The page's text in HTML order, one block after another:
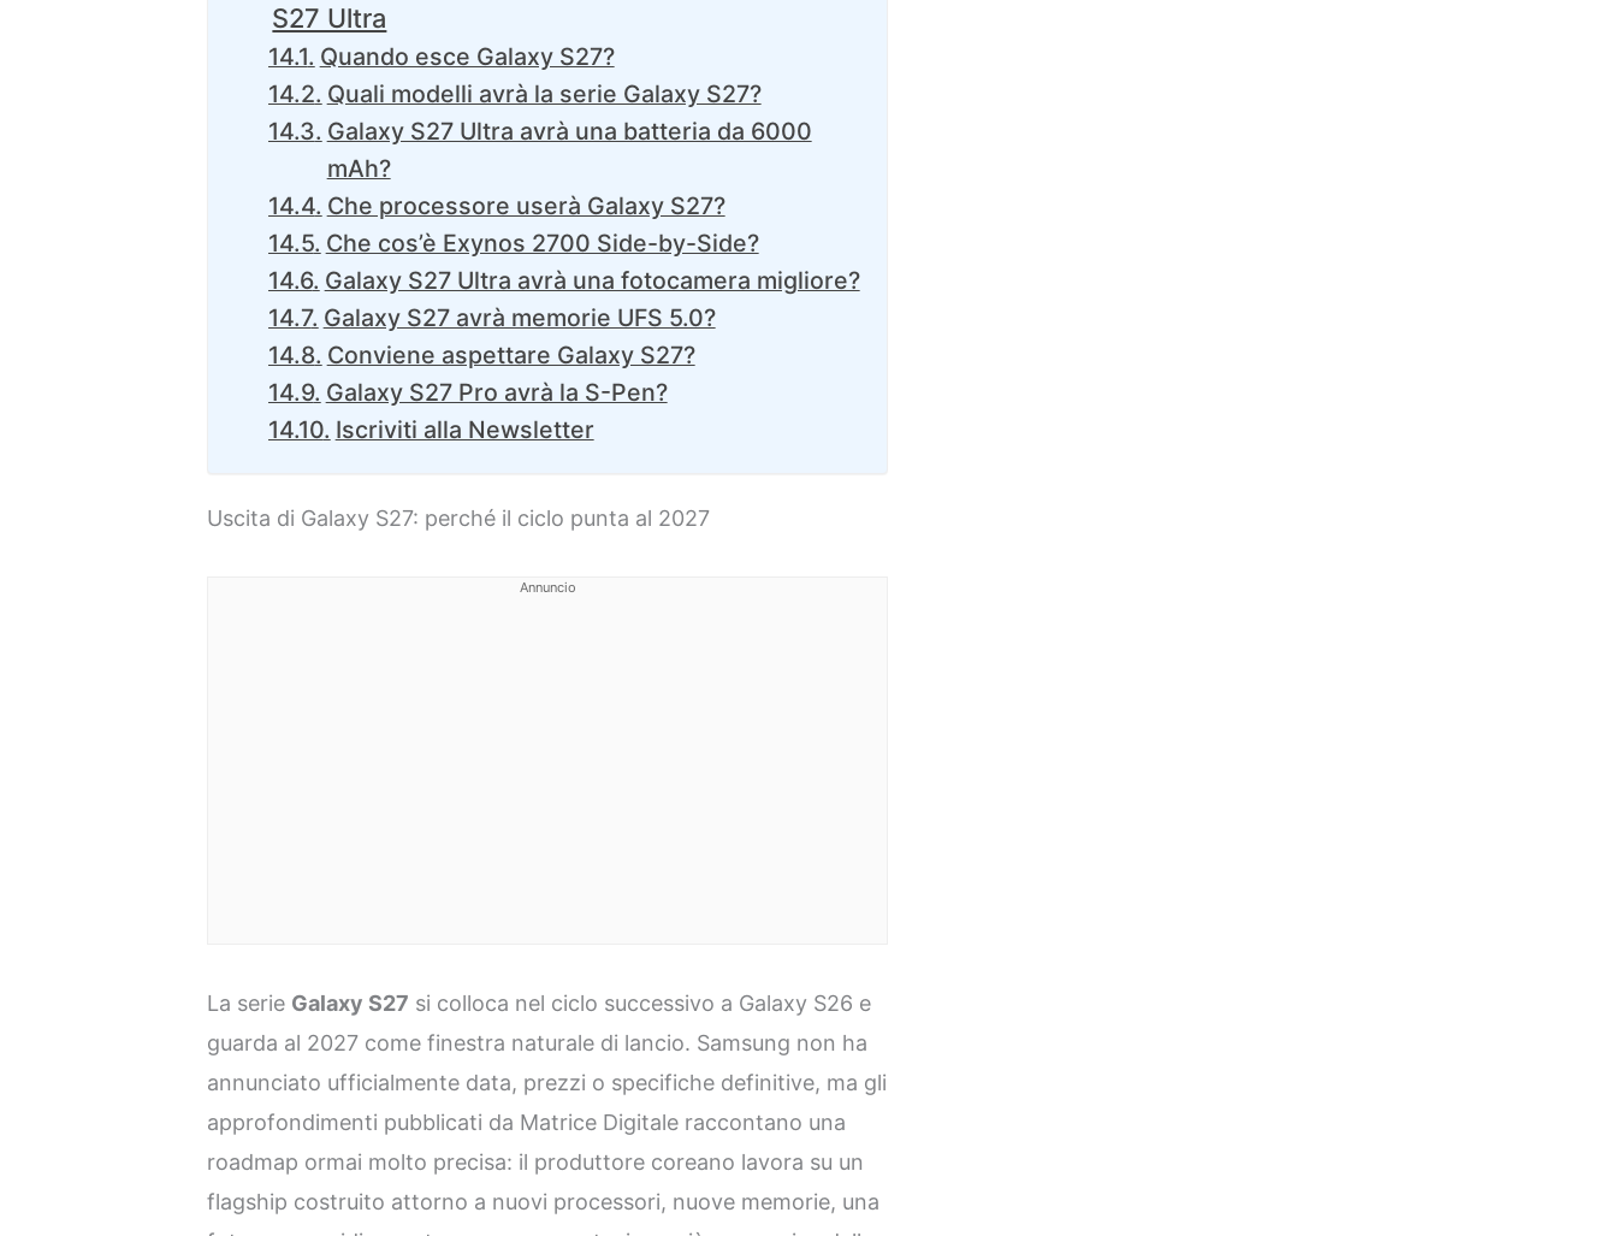
S27 Ultra
Quando esce Galaxy S27?
Quali modelli avrà la serie Galaxy S27?
Galaxy S27 Ultra avrà una batteria da 6000
mAh?
Che processore userà Galaxy S27?
Che cos’è Exynos 2700 Side-by-Side?
Galaxy S27 Ultra avrà una fotocamera migliore?
Galaxy S27 avrà memorie UFS 5.0?
Conviene aspettare Galaxy S27?
Galaxy S27 Pro avrà la S-Pen?
Iscriviti alla Newsletter
Uscita di Galaxy S27: perché il ciclo punta al 2027
Annuncio
La serie Galaxy S27 si colloca nel ciclo successivo a Galaxy S26 e
guarda al 2027 come finestra naturale di lancio. Samsung non ha
annunciato ufficialmente data, prezzi o specifiche definitive, ma gli
approfondimenti pubblicati da Matrice Digitale raccontano una
roadmap ormai molto precisa: il produttore coreano lavora su un
flagship costruito attorno a nuovi processori, nuove memorie, una